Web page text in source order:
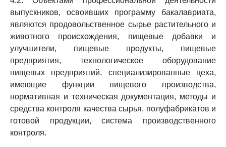
выпускников, освоивших программу бакалавриата,
являются продовольственное сырье растительного и
животного происхождения, пищевые добавки и
улучшители, пищевые продукты, пищевые
предприятия, технологическое оборудование
пищевых предприятий, специализированные цеха,
имеющие функции пищевого производства,
нормативная и техническая документация, методы и
средства контроля качества сырья, полуфабрикатов и
готовой продукции, система производственного
контроля.